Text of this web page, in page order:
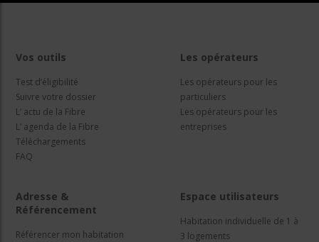
Vos outils
Test d’éligibilité
Suivre votre dossier
L’ actu de la Fibre
L’ agenda de la Fibre
Téléchargements
FAQ
Les opérateurs
Les opérateurs pour les
particuliers
Les opérateurs pour les
entreprises
Adresse &
Référencement
Référencer mon habitation
Espace utilisateurs
Habitation individuelle de 1 à
3 logements